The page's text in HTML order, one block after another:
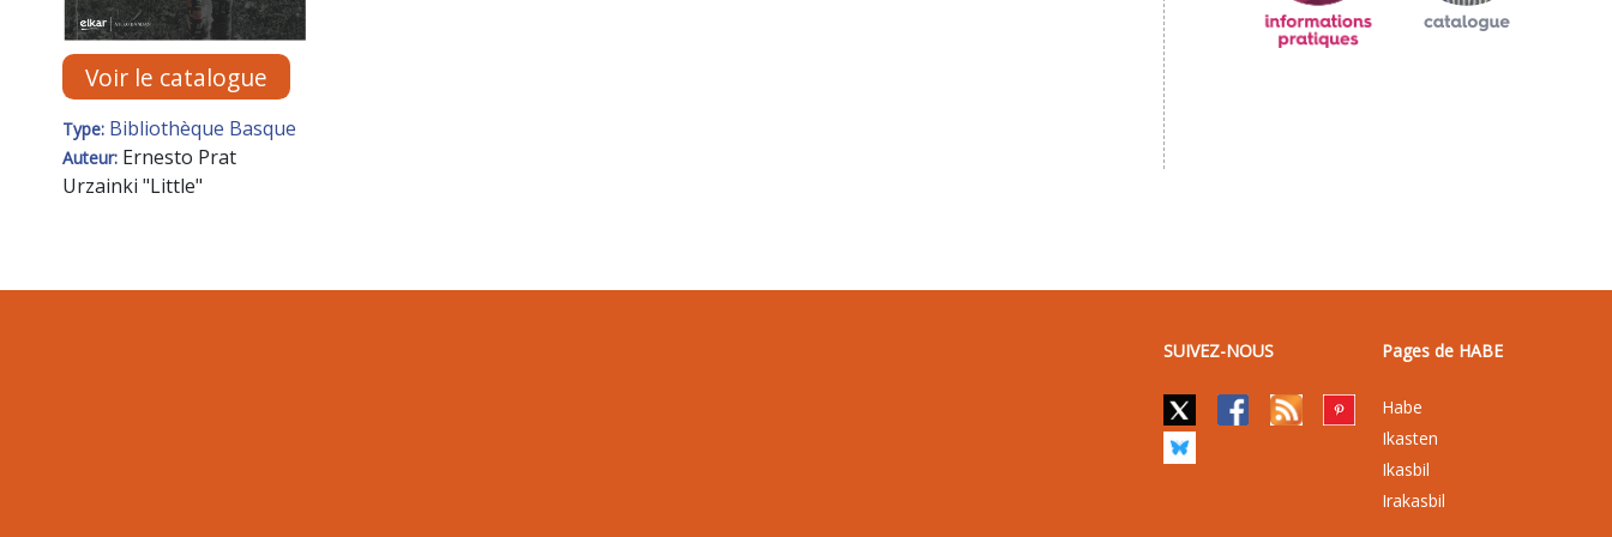
Voir le catalogue
Type: Bibliothèque Basque
Auteur: Ernesto Prat
Urzainki "Little"
SUIVEZ-NOUS Pages de HABE
Habe
Ikasten
Ikasbil
Irakasbil